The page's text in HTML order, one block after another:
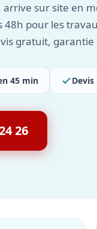
arrive sur site en
48h pour les
gratuit, garantie
45 min
26